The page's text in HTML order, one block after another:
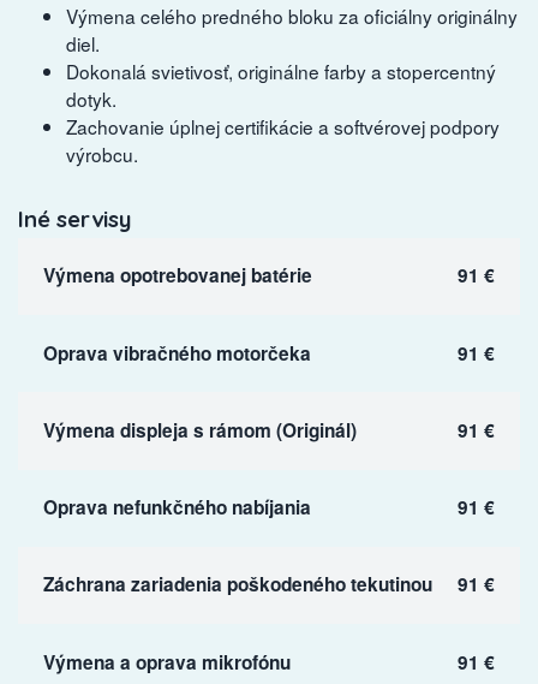
Výmena celého predného bloku za oficiálny originálny
diel.
Dokonalá svietivosť, originálne farby a stopercentný
dotyk.
Zachovanie úplnej certifikácie a softvérovej podpory
výrobcu.
Iné servisy
Výmena opotrebovanej batérie 91 €
Oprava vibračného motorčeka 91 €
Výmena displeja s rámom (Originál) 91 €
Oprava nefunkčného nabíjania 91 €
Záchrana zariadenia poškodeného tekutinou 91 €
Výmena a oprava mikrofónu 91 €